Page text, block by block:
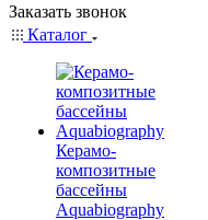
Заказать звонок
Каталог
Керамо-
композитные
бассейны
Aquabiography